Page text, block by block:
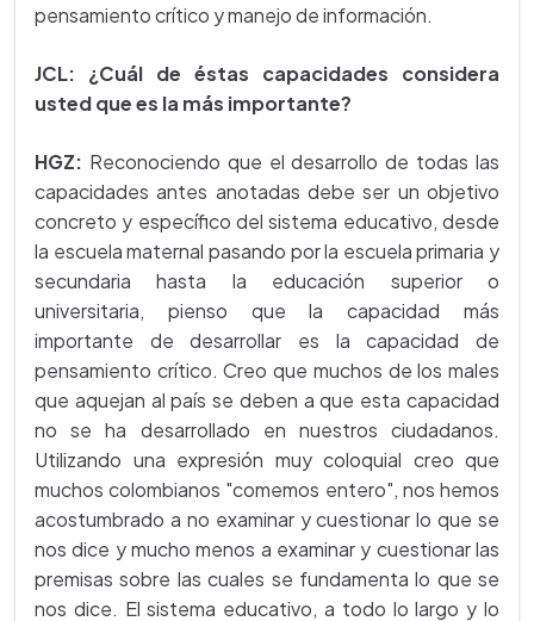
pensamiento crítico y manejo de información.
JCL: ¿Cuál de éstas capacidades considera
usted que es la más importante?
HGZ: Reconociendo que el desarrollo de todas las
capacidades antes anotadas debe ser un objetivo
concreto y específico del sistema educativo, desde
la escuela maternal pasando por la escuela primaria y
secundaria hasta la educación superior o
universitaria, pienso que la capacidad más
importante de desarrollar es la capacidad de
pensamiento crítico. Creo que muchos de los males
que aquejan al país se deben a que esta capacidad
no se ha desarrollado en nuestros ciudadanos.
Utilizando una expresión muy coloquial creo que
muchos colombianos "comemos entero", nos hemos
acostumbrado a no examinar y cuestionar lo que se
nos dice y mucho menos a examinar y cuestionar las
premisas sobre las cuales se fundamenta lo que se
nos dice. El sistema educativo, a todo lo largo y lo